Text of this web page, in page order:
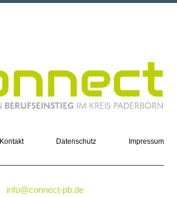
Kontakt Datenschutz Impressum
info@connect-pb.de